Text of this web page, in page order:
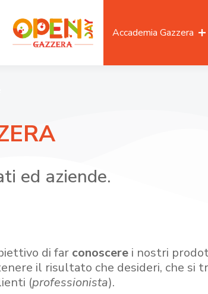
Accademia Gazzera
ed aziende.
di far conoscerei nostri
il risultato che desideri, che si
(professionista).